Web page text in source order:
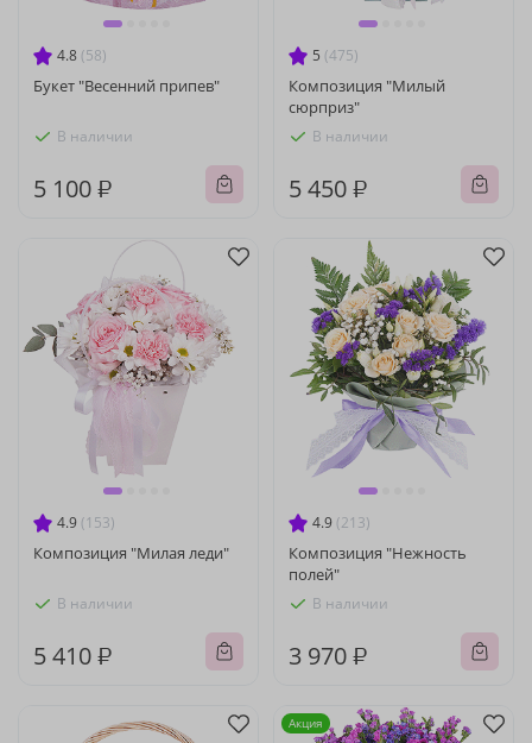
4.8 (58)
Букет "Весенний припев"
В наличии
5 100 ₽
5 (475)
Композиция "Милый
сюрприз"
В наличии
5 450 ₽
4.9 (153)
Композиция "Милая леди"
В наличии
5 410 ₽
4.9 (213)
Композиция "Нежность
полей"
В наличии
3 970 ₽
Акция